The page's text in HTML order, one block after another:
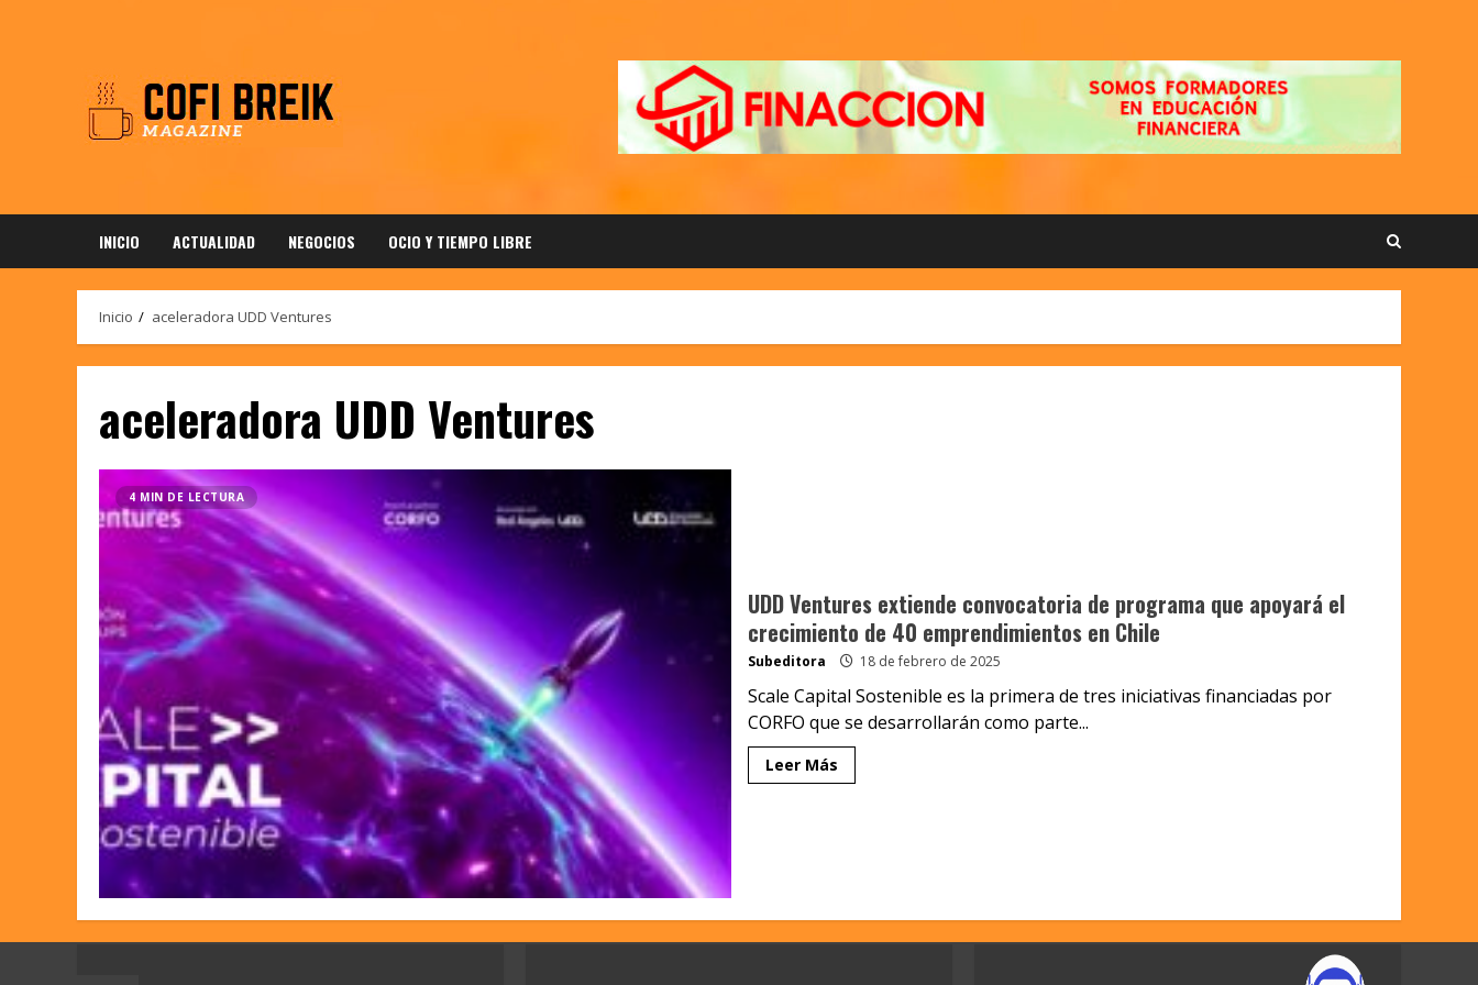
INICIO ACTUALIDAD NEGOCIOS OCIO Y TIEMPO LIBRE
Inicio aceleradora UDD Ventures
aceleradora UDD Ventures
4 MIN DE LECTURA
UDD Ventures extiende convocatoria de programa que apoyará el
crecimiento de 40 emprendimientos en Chile
Subeditora 18 de febrero de 2025
Scale Capital Sostenible es la primera de tres iniciativas financiadas por
CORFO que se desarrollarán como parte...
Leer Más